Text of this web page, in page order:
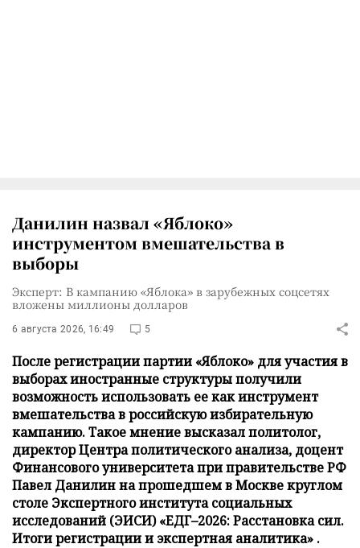
Данилин назвал «Яблоко»
инструментом вмешательства в
выборы
Эксперт: В кампанию «Яблока» в зарубежных соцсетях
вложены миллионы долларов
6 августа 2026, 16:49 5
После регистрации партии «Яблоко» для участия в
выборах иностранные структуры получили
возможность использовать ее как инструмент
вмешательства в российскую избирательную
кампанию. Такое мнение высказал политолог,
директор Центра политического анализа, доцент
Финансового университета при правительстве РФ
Павел Данилин на прошедшем в Москве круглом
столе Экспертного института социальных
исследований (ЭИСИ) «ЕДГ–2026: Расстановка сил.
Итоги регистрации и экспертная аналитика» .